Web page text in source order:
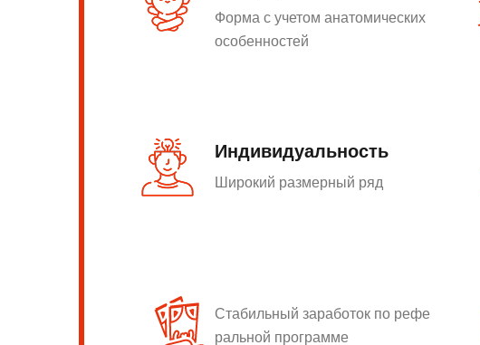
Форма с учетом анатомических
особенностей
Индивидуальность
Широкий размерный ряд
Стабильный заработок по рефе
ральной программе